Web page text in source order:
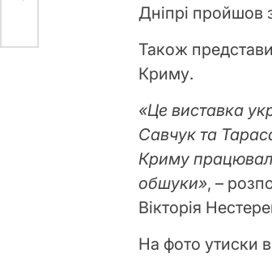
Дніпрі пройшов
Також
Криму.
«Це виставка
Савчук та
Криму
обшуки», –
Вікторія
На фото утиски